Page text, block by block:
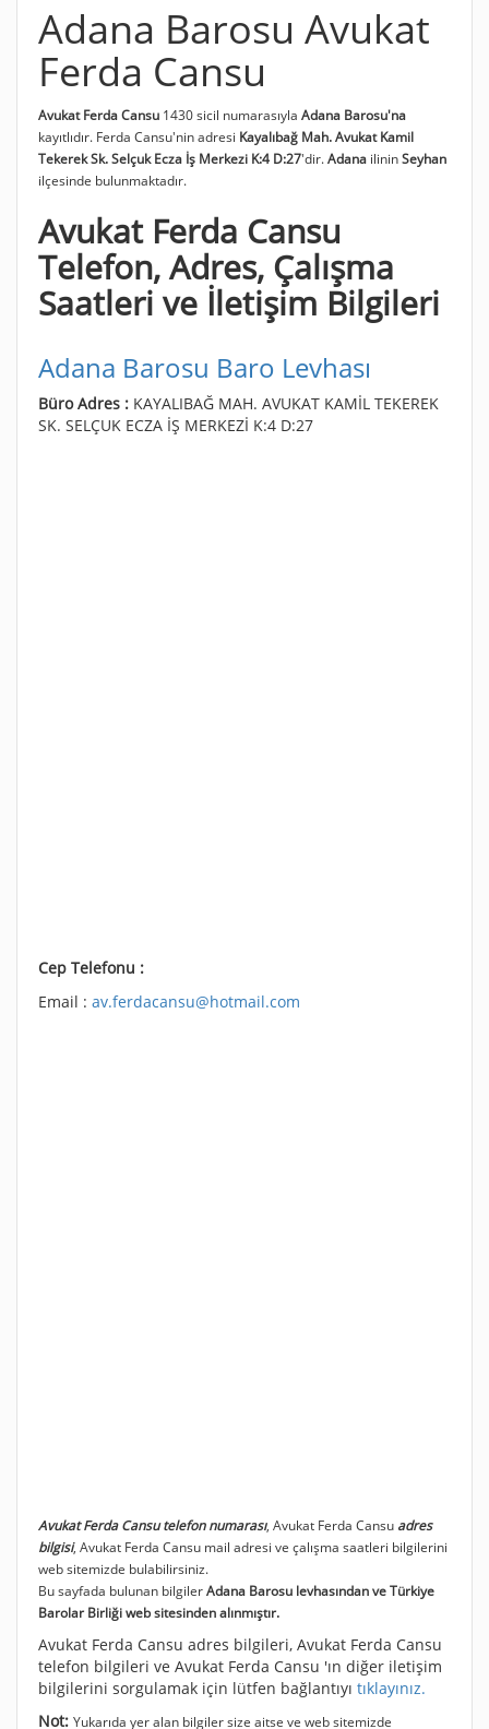
Adana Barosu Avukat
Ferda Cansu
Avukat Ferda Cansu 1430 sicil numarasıyla Adana Barosu'na
kayıtlıdır. Ferda Cansu'nin adresi Kayalıbağ Mah. Avukat Kamil
Tekerek Sk. Selçuk Ecza İş Merkezi K:4 D:27'dir. Adana ilininSeyhan
ilçesinde bulunmaktadır.
Avukat Ferda Cansu
Telefon, Adres, Çalışma
Saatleri ve İletişim Bilgileri
Adana Barosu Baro Levhası
Büro Adres : KAYALIBAĞ MAH. AVUKAT KAMİL TEKEREK
SK. SELÇUK ECZA İŞ MERKEZİ K:4 D:27
Cep Telefonu :
Email : av.ferdacansu@hotmail.com
Avukat Ferda Cansu telefon numarası, Avukat Ferda Cansu adres
bilgisi, Avukat Ferda Cansu mail adresi ve çalışma saatleri bilgilerini
web sitemizde bulabilirsiniz.
Bu sayfada bulunan bilgilerAdana Barosu levhasından ve Türkiye
Barolar Birliği web sitesinden alınmıştır.
Avukat Ferda Cansu adres bilgileri, Avukat Ferda Cansu
telefon bilgileri ve Avukat Ferda Cansu 'ın diğer iletişim
bilgilerini sorgulamak için lütfen bağlantıyı tıklayınız.
Not: Yukarıda yer alan bilgiler size aitse ve web sitemizde